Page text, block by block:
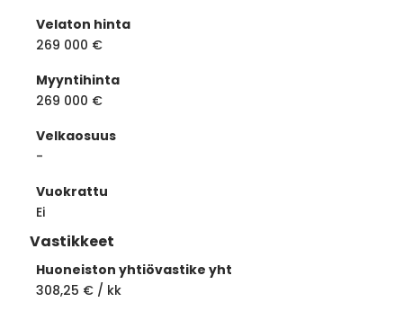
Velaton hinta
269 000 €
Myyntihinta
269 000 €
Velkaosuus
-
Vuokrattu
Ei
Vastikkeet
Huoneiston yhtiövastike yht
308,25 € / kk